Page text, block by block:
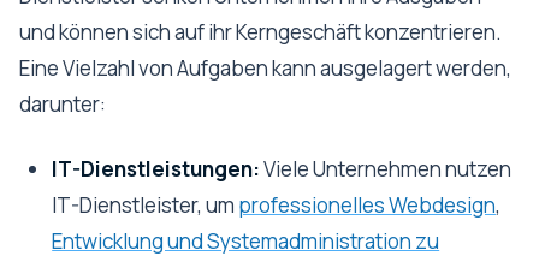
und können sich auf ihr Kerngeschäft konzentrieren.
Eine Vielzahl von Aufgaben kann ausgelagert werden,
darunter:
IT-Dienstleistungen:Viele Unternehmen nutzen
IT-Dienstleister, um professionelles Webdesign,
Entwicklung und Systemadministration zu